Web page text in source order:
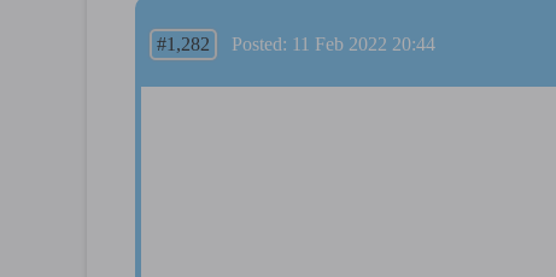
#1,282 Posted: 11 Feb 2022 20:44